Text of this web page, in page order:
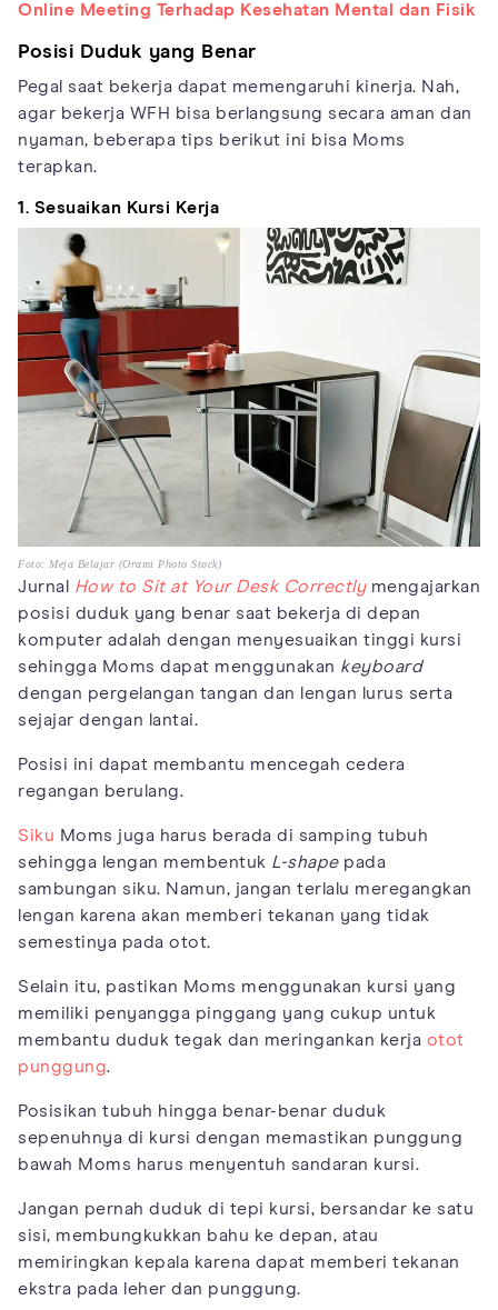
Online Meeting Terhadap Kesehatan Mental dan Fisik
Posisi Duduk yang Benar
Pegal saat bekerja dapat memengaruhi kinerja. Nah,
agar bekerja WFH bisa berlangsung secara aman dan
nyaman, beberapa tips berikut ini bisa Moms
terapkan.
1. Sesuaikan Kursi Kerja
Foto: Meja Belajar (Orami Photo Stock)
Jurnal How to Sit at Your Desk Correctlymengajarkan
posisi duduk yang benar saat bekerja di depan
komputer adalah dengan menyesuaikan tinggi kursi
sehingga Moms dapat menggunakan keyboard
dengan pergelangan tangan dan lengan lurus serta
sejajar dengan lantai.
Posisi ini dapat membantu mencegah cedera
regangan berulang.
Siku Moms juga harus berada di samping tubuh
sehingga lengan membentuk L-shapepada
sambungan siku. Namun, jangan terlalu meregangkan
lengan karena akan memberi tekanan yang tidak
semestinya pada otot.
Selain itu, pastikan Moms menggunakan kursi yang
memiliki penyangga pinggang yang cukup untuk
membantu duduk tegak dan meringankan kerja otot
punggung.
Posisikan tubuh hingga benar-benar duduk
sepenuhnya di kursi dengan memastikan punggung
bawah Moms harus menyentuh sandaran kursi.
Jangan pernah duduk di tepi kursi, bersandar ke satu
sisi, membungkukkan bahu ke depan, atau
memiringkan kepala karena dapat memberi tekanan
ekstra pada leher dan punggung.